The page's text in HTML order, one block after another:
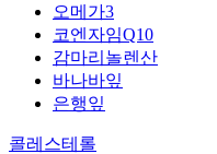
오메가3
코엔자임Q10
감마리놀렌산
바나바잎
은행잎
콜레스테롤